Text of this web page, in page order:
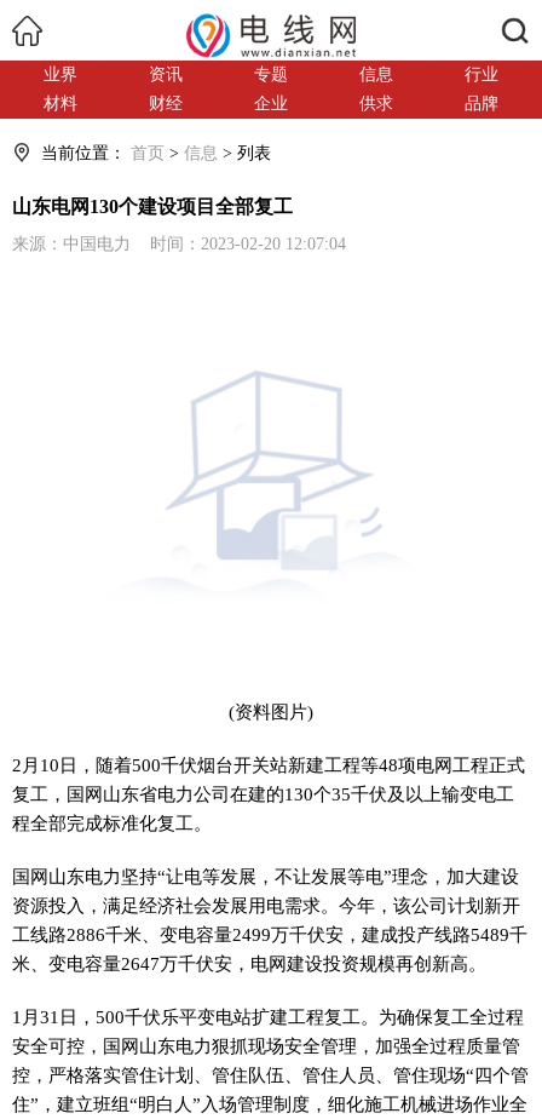
业界 资讯 专题 信息
行业
材料
财经 企业 供求 品牌
当前位置： 首页 > 信息 > 列表
山东电网130个建设项目全部复工
来源：中国电力 时间：2023-02-20 12:07:04
(资料图片)
2月10日，随着500千伏烟台开关站新建工程等48项电网工程正式
复工，国网山东省电力公司在建的130个35千伏及以上输变电工
程全部完成标准化复工。
国网山东电力坚持“让电等发展，不让发展等电”理念，加大建设
资源投入，满足经济社会发展用电需求。今年，该公司计划新开
工线路2886千米、变电容量2499万千伏安，建成投产线路5489千
米、变电容量2647万千伏安，电网建设投资规模再创新高。
1月31日，500千伏乐平变电站扩建工程复工。为确保复工全过程
安全可控，国网山东电力狠抓现场安全管理，加强全过程质量管
控，严格落实管住计划、管住队伍、管住人员、管住现场“四个管
住”，建立班组“明白人”入场管理制度，细化施工机械进场作业全